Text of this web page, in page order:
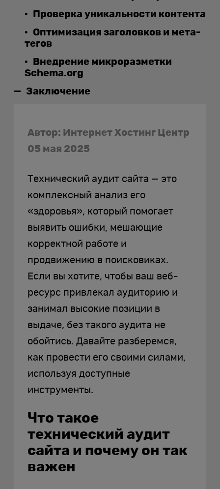
Автор: Интернет Хостинг Центр
05 мая 2025
Технический аудит сайта — это
комплексный анализ его
«здоровья», который помогает
выявить ошибки, мешающие
корректной работе и
продвижению в поисковиках.
Если вы хотите, чтобы ваш веб-
ресурс привлекал аудиторию и
занимал высокие позиции в
выдаче, без такого аудита не
обойтись. Давайте разберемся,
как провести его своими силами,
используя доступные
инструменты.
Что такое
технический аудит
сайта и почему он так
важен
Проверка уникальности контента
Оптимизация заголовков и мета-
тегов
Внедрение микроразметки
Schema.org
Заключение